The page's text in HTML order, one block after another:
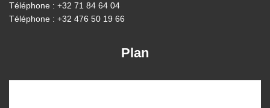
Téléphone : +32 71 84 64 04
Téléphone : +32 476 50 19 66
Plan